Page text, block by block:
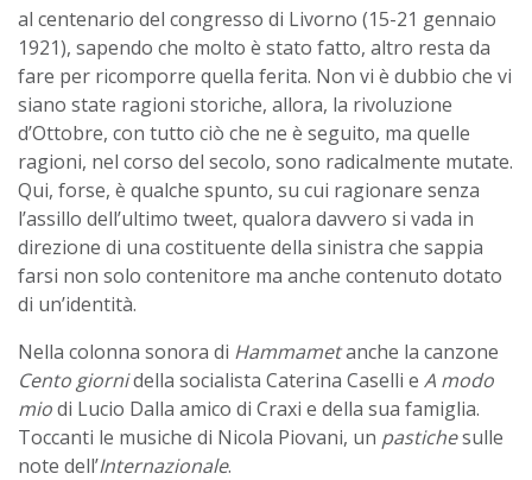
al centenario del congresso di Livorno (15-21 gennaio
1921), sapendo che molto è stato fatto, altro resta da
fare per ricomporre quella ferita. Non vi è dubbio che vi
siano state ragioni storiche, allora, la rivoluzione
d’Ottobre, con tutto ciò che ne è seguito, ma quelle
ragioni, nel corso del secolo, sono radicalmente mutate.
Qui, forse, è qualche spunto, su cui ragionare senza
l’assillo dell’ultimo tweet, qualora davvero si vada in
direzione di una costituente della sinistra che sappia
farsi non solo contenitore ma anche contenuto dotato
di un’identità.
Nella colonna sonora di Hammametanche la canzone
Cento giornidella socialista Caterina Caselli e A modo
miodi Lucio Dalla amico di Craxi e della sua famiglia.
Toccanti le musiche di Nicola Piovani, un pastichesulle
note dell’Internazionale.